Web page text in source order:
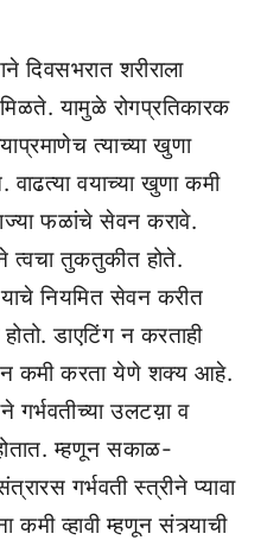
दिवसभरात शरीराला
मिळते. यामुळे रोगप्रतिकारक
त्याच्या खुणा
वाढत्या वयाच्या खुणा कमी
फळांचे सेवन करावे.
त्वचा तुकतुकीत होते.
याचे नियमित सेवन करीत
डाएटिंग न करताही
कमी करता येणे शक्य आहे.
गर्भवतीच्या उलटय़ा व
म्हणून सकाळ-
गर्भवती स्त्रीने प्यावा
व्हावी म्हणून संत्र्याची